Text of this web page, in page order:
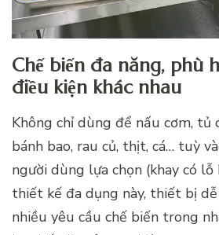
Chế biến đa năng, phù
điều kiện khác nhau
Không chỉ dùng để nấu cơm, tủ
bánh bao, rau củ, thịt, cá… tuỳ
người dùng lựa chọn (khay có
thiết kế đa dụng này, thiết bị
nhiều yêu cầu chế biến trong